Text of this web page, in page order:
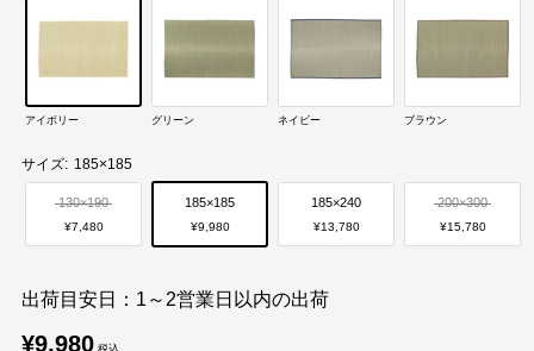
アイボリー グリーン ネイビー ブラウン
サイズ: 185×185
130×190
¥7,480
185×185
¥9,980
185×240
¥13,780
200×300
¥15,780
出荷目安日：1～2営業日以内の出荷
販
¥9,980